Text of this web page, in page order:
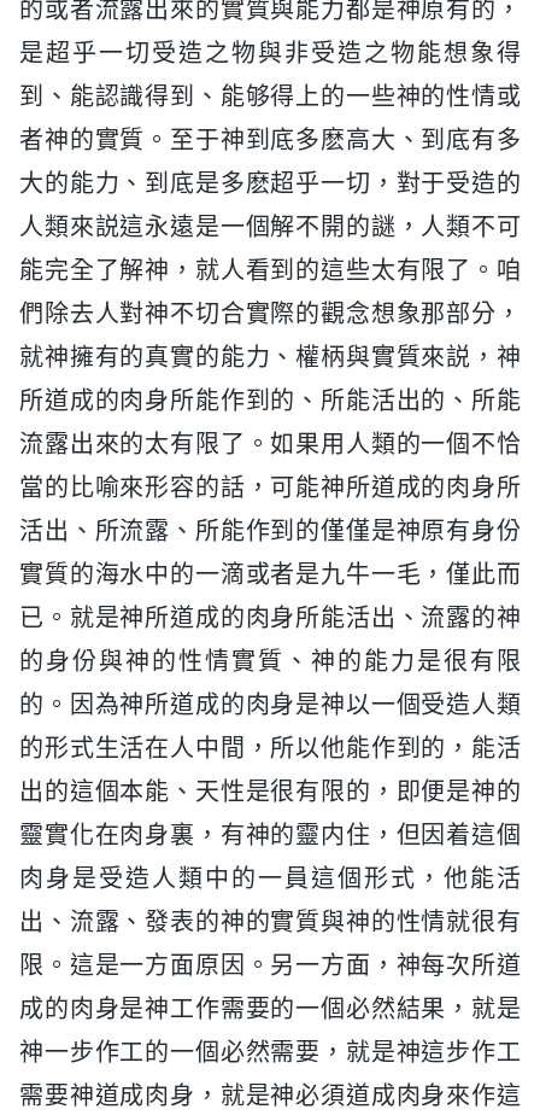
的或者流露出來的實質與能力都是神原有的，
是超乎一切受造之物與非受造之物能想象得
到、能認識得到、能够得上的一些神的性情或
者神的實質。至于神到底多麽高大、到底有多
大的能力、到底是多麽超乎一切，對于受造的
人類來説這永遠是一個解不開的謎，人類不可
能完全了解神，就人看到的這些太有限了。咱
們除去人對神不切合實際的觀念想象那部分，
就神擁有的真實的能力、權柄與實質來説，神
所道成的肉身所能作到的、所能活出的、所能
流露出來的太有限了。如果用人類的一個不恰
當的比喻來形容的話，可能神所道成的肉身所
活出、所流露、所能作到的僅僅是神原有身份
實質的海水中的一滴或者是九牛一毛，僅此而
已。就是神所道成的肉身所能活出、流露的神
的身份與神的性情實質、神的能力是很有限
的。因為神所道成的肉身是神以一個受造人類
的形式生活在人中間，所以他能作到的，能活
出的這個本能、天性是很有限的，即便是神的
靈實化在肉身裏，有神的靈内住，但因着這個
肉身是受造人類中的一員這個形式，他能活
出、流露、發表的神的實質與神的性情就很有
限。這是一方面原因。另一方面，神每次所道
成的肉身是神工作需要的一個必然結果，就是
神一步作工的一個必然需要，就是神這步作工
需要神道成肉身，就是神必須道成肉身來作這